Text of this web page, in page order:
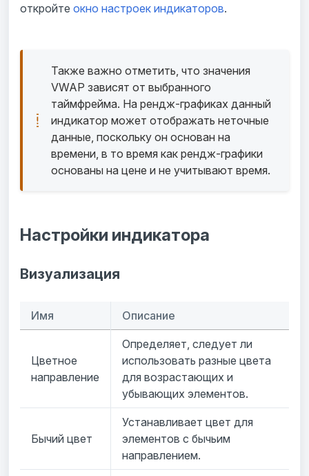
откройте окно настроек индикаторов.
Также важно отметить, что значения
VWAP зависят от выбранного
таймфрейма. На рендж-графиках данный
индикатор может отображать неточные
данные, поскольку он основан на
времени, в то время как рендж-графики
основаны на цене и не учитывают время.
Настройки индикатора
Визуализация
Имя Описание
Цветное
направление
Определяет, следует ли
использовать разные цвета
для возрастающих и
убывающих элементов.
Бычий цвет
Устанавливает цвет для
элементов с бычьим
направлением.